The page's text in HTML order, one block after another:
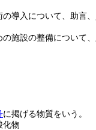
導入について、助言
施設の整備について
に掲げる物質をいう。
化物